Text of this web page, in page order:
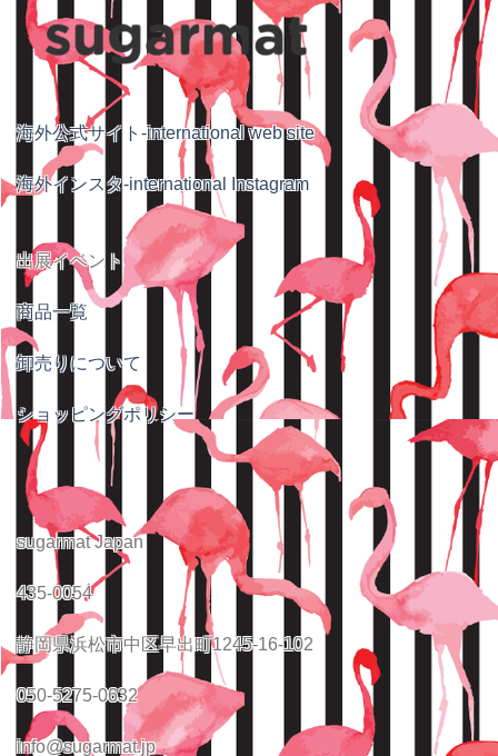
海外公式サイト-international web site
海外インスタ-international Instagram
出展イベント
商品一覧
卸売りについて
ショッピングポリシー
sugarmat Japan
435-0054
静岡県浜松市中区早出町1245-16-102
050-5275-0632
info@sugarmat.jp